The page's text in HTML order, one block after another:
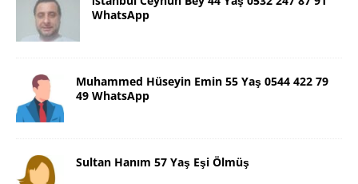
WhatsApp
Muhammed Hüseyin Emin 55 Yaş 0544 422 79
49 WhatsApp
Sultan Hanım 57 Yaş Eşi Ölmüş